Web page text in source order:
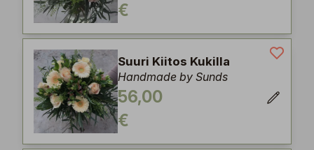
€
Suuri Kiitos Kukilla
Handmade by Sunds
56,00
€